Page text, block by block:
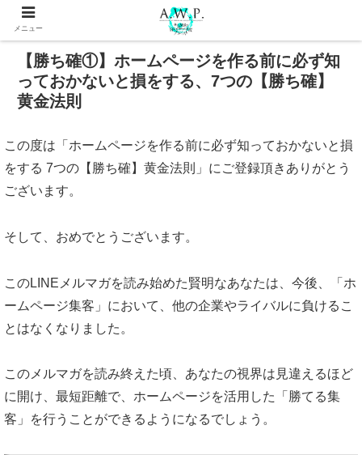
【勝ち確①】ホームページを作る前に必ず知
っておかないと損をする、7つの【勝ち確】
黄金法則
この度は「ホームページを作る前に必ず知っておかないと損
をする 7つの【勝ち確】黄金法則」にご登録頂きありがとう
ございます。
そして、おめでとうございます。
このLINEメルマガを読み始めた賢明なあなたは、今後、「ホ
ームページ集客」において、他の企業やライバルに負けるこ
とはなくなりました。
このメルマガを読み終えた頃、あなたの視界は見違えるほど
に開け、最短距離で、ホームページを活用した「勝てる集
客」を行うことができるようになるでしょう。
メニュー